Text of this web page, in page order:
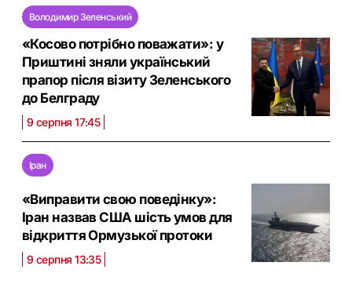
Володимир Зеленський
«Косово потрібно поважати»: у
Приштині зняли український
прапор після візиту Зеленського
до Белграду
9 серпня 17:45
Іран
«Виправити свою поведінку»:
Іран назвав США шість умов для
відкриття Ормузької протоки
9 серпня 13:35